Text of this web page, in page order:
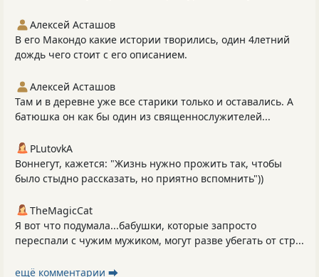
Алексей Асташов
В его Макондо какие истории творились, один 4летний
дождь чего стоит с его описанием.
Алексей Асташов
Там и в деревне уже все старики только и оставались. А
батюшка он как бы один из священнослужителей...
PLutоvkА
Воннегут, кажется: "Жизнь нужно прожить так, чтобы
было стыдно рассказать, но приятно вспомнить"))
TheMagicCat
Я вот что подумала...бабушки, которые запросто
переспали с чужим мужиком, могут разве убегать от стр...
ещё комментарии ⮕